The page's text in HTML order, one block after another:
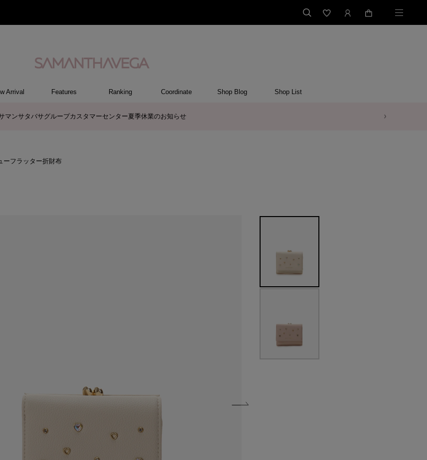
ハンドバッグ
トートバッグ/ブリーフ
ショルダーバッグ/ミニバッグ
ボストンバッグ
リュック/バックパック
バッグその他
パソコンケース/パソコンバッグ
A4対応/通勤通学バッグ
長財布
折財布/ミニ財布
コインケース/マルチケース
財布・小物その他
ポーチ
カードケース/名刺入れ
キーケース
パスケース
モバイルグッズ
ケース/ポーチその他
ファスナートップチャーム
バッグチャーム
チャームその他
リング
ネックレス
ピアス
イヤリング
ブレスレット/バングル
アクセサリーその他
トップス
ボトム
ワンピース
ジャケット/アウター
ファッショングッズ
アパレルその他
ポロシャツ(半袖)
ポロシャツ(長袖)
プルオーバー
パーカー
セーター/ベスト
ワンピース
Arrival Features Ranking Coordinate Shop Blog Shop List
商品に関するお詫びとお知らせ
ーフラッター折財布